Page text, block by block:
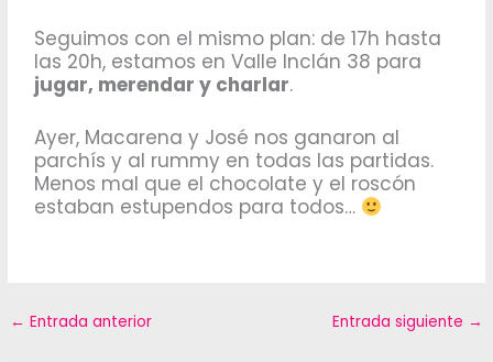
Seguimos con el mismo plan: de 17h hasta
las 20h, estamos en Valle Inclán 38 para
jugar, merendar y charlar.
Ayer, Macarena y José nos ganaron al
parchís y al rummy en todas las partidas.
Menos mal que el chocolate y el roscón
estaban estupendos para todos…
← Entrada anterior Entrada siguiente →